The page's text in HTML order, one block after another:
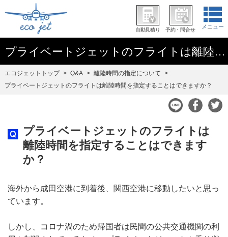
メニュー
予約・問合せ
自動見積り
プライベートジェットのフライトは離陸時間を指定することはできますか？
エコジェットトップ Q&A
離陸時間の指定について
プライベートジェットのフライトは離陸時間を指定することはできますか？
プライベートジェットのフライトは
離陸時間を指定することはできます
か？
海外から成田空港に到着後、関西空港に移動したいと思っ
ています。
しかし、コロナ渦のため帰国者は民間の公共交通機関の利